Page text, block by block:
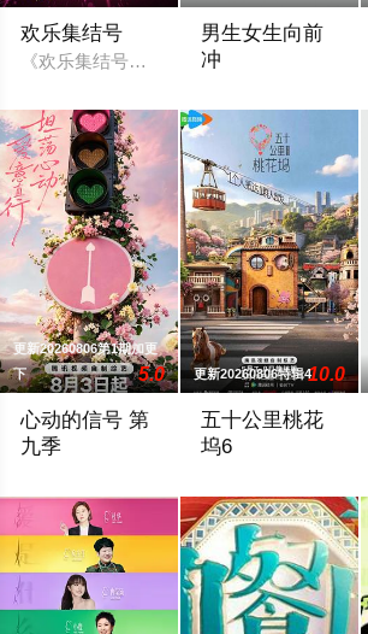
欢乐集结号
《欢乐集结号》在娱乐资讯类栏目中一枝
男生女生向前
冲
更新20260806第1期加更
下
5.0
心动的信号 第
九季
更新20260806特辑410.0
五十公里桃花
坞6